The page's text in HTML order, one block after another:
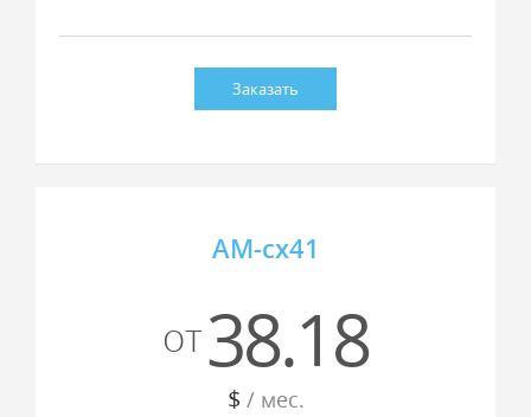
Заказать
AM-cx41
от38.18
$ / мес.